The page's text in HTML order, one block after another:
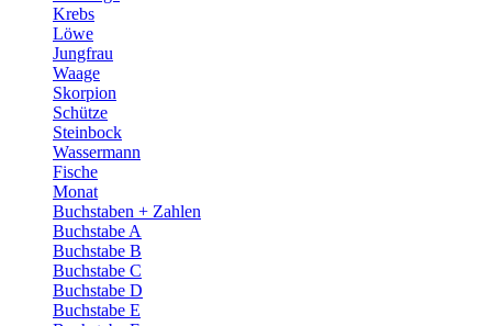
Krebs
Löwe
Jungfrau
Waage
Skorpion
Schütze
Steinbock
Wassermann
Fische
Monat
Buchstaben + Zahlen
Buchstabe A
Buchstabe B
Buchstabe C
Buchstabe D
Buchstabe E